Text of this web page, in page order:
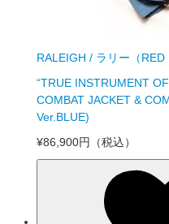
RALEIGH / ラリー（RED
“TRUE INSTRUMENT
COMBAT JACKET &
Ver.BLUE)
¥86,900円
（税込）